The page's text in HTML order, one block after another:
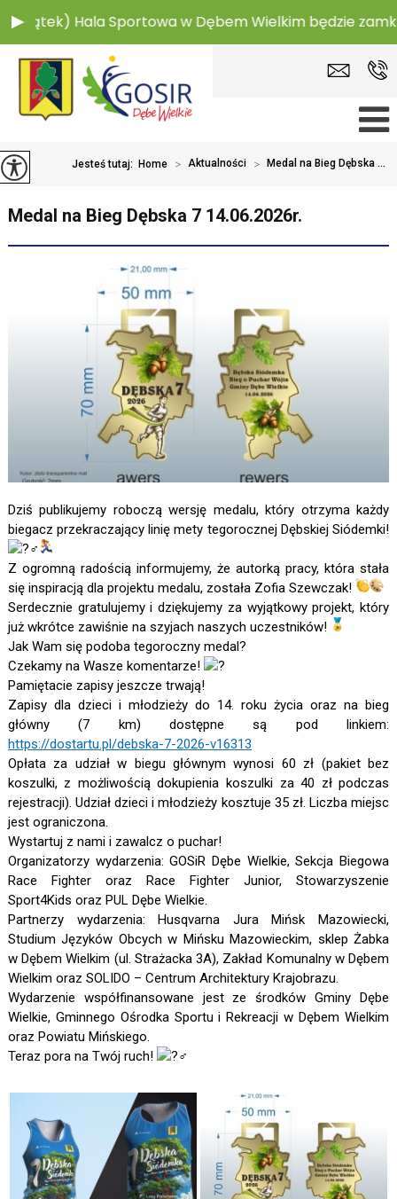
Hala Sportowa w Dębem Wielkim będzie
Jesteś tutaj: Home > Aktualności > Medal na Bieg Dębska ...
Medal na Bieg Dębska 7 14.06.2026r.
Dziś publikujemy roboczą wersję medalu, który otrzyma każdy
biegacz przekraczający linię mety tegorocznej Dębskiej Siódemki!
Z ogromną radością informujemy, że autorką pracy, która stała
się inspiracją dla projektu medalu, została Zofia Szewczak!
Serdecznie gratulujemy i dziękujemy za wyjątkowy projekt, który
już wkrótce zawiśnie na szyjach naszych uczestników!
Jak Wam się podoba tegoroczny medal?
Czekamy na Wasze komentarze!
Pamiętacie zapisy jeszcze trwają!
Zapisy dla dzieci i młodzieży do 14. roku życia oraz na bieg
główny (7 km) dostępne są pod linkiem:
https://dostartu.pl/debska-7-2026-v16313
Opłata za udział w biegu głównym wynosi 60 zł (pakiet bez
koszulki, z możliwością dokupienia koszulki za 40 zł podczas
rejestracji). Udział dzieci i młodzieży kosztuje 35 zł. Liczba miejsc
jest ograniczona.
Wystartuj z nami i zawalcz o puchar!
Organizatorzy wydarzenia: GOSiR Dębe Wielkie, Sekcja Biegowa
Race Fighter oraz Race Fighter Junior, Stowarzyszenie
Sport4Kids oraz PUL Dębe Wielkie.
Partnerzy wydarzenia: Husqvarna Jura Mińsk Mazowiecki,
Studium Języków Obcych w Mińsku Mazowieckim, sklep Żabka
w Dębem Wielkim (ul. Strażacka 3A), Zakład Komunalny w Dębem
Wielkim oraz SOLIDO – Centrum Architektury Krajobrazu.
Wydarzenie współfinansowane jest ze środków Gminy Dębe
Wielkie, Gminnego Ośrodka Sportu i Rekreacji w Dębem Wielkim
oraz Powiatu Mińskiego.
Teraz pora na Twój ruch!